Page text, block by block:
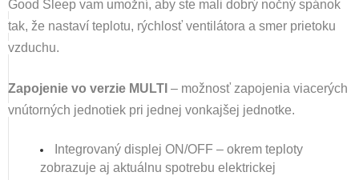
Good Sleep vam umožní, aby ste mali dobrý nočný spánok
tak, že nastaví teplotu, rýchlosť ventilátora a smer prietoku
vzduchu.
Zapojenie vo verzie MULTI – možnosť zapojenia viacerých
vnútorných jednotiek pri jednej vonkajšej jednotke.
Integrovaný displej ON/OFF – okrem teploty
zobrazuje aj aktuálnu spotrebu elektrickej